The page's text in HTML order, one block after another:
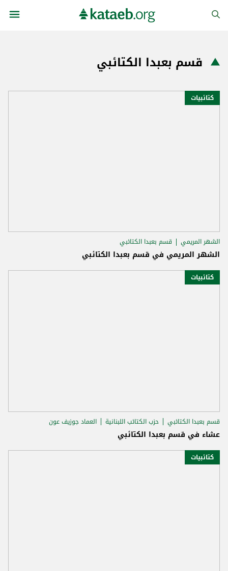
قسم بعبدا الكتائبي
كتائبيات
الشهر المريمي قسم بعبدا الكتائبي
الشهر المريمي في قسم بعبدا الكتائبي
كتائبيات
قسم بعبدا الكتائبي حزب الكتائب اللبنانية العماد جوزيف عون
عشاء في قسم بعبدا الكتائبي
كتائبيات